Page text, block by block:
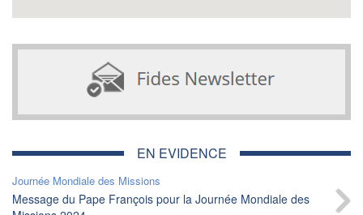
EN EVIDENCE
Journée Mondiale des Missions
Message du Pape François pour la Journée Mondiale des